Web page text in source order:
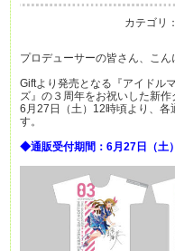
カテゴリ
プロデューサーの皆さん、こん
Giftより発売となる『アイドル
ズ』の３周年をお祝いした新作
6月27日（土）12時頃より、各
す。
◆通販受付期間：6月27日（土